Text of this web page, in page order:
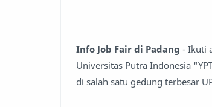
Info Job Fair di Padang - Ikuti
Universitas Putra Indonesia
di salah satu gedung terbesar